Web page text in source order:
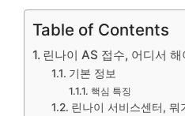
Table of Contents
린나이 AS 접수, 어디서
기본 정보
핵심 특징
린나이 서비스센터, 뭐